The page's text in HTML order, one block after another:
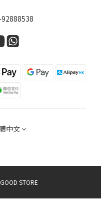
中文
STORE